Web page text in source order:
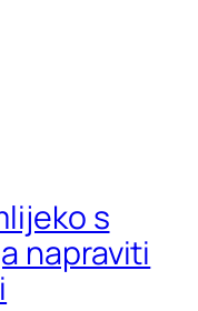
s
napraviti